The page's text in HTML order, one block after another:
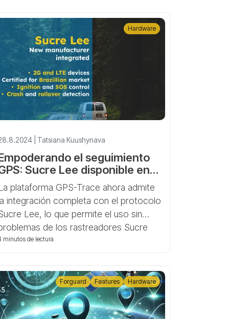
| Tatsiana Kuushynava
el seguimiento
Sucre Lee disponible en
Trace
plataforma GPS-Trace ahora admite
integración completa con el protocolo
Lee, lo que permite el uso sin
de los rastreadores Sucre
(SL22, SL24, SL28, SL42, SL44,
para distribución empresarial y
Ruhavik para el
seguimiento de vehículos y propiedades
Hardware
minutos de lectura
Forguard Features Hardware